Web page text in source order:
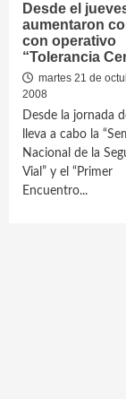
Desde el
aumentaron
con operativo
“Tolerancia
martes 21 de
2008
Desde la jornada
lleva a cabo la
Nacional de la
Vial” y el “Primer
Encuentro...